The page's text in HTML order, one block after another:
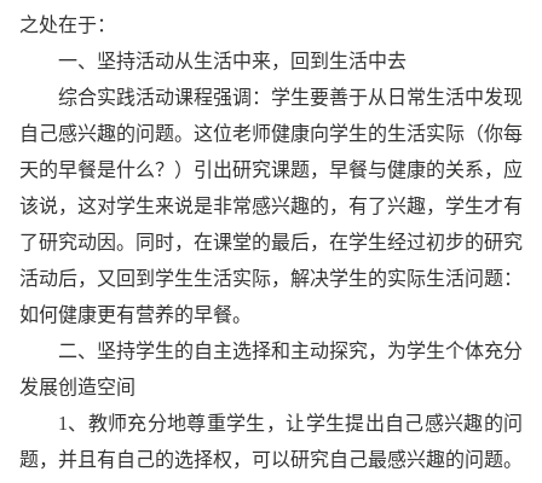
之处在于：
一、坚持活动从生活中来，回到生活中去
综合实践活动课程强调：学生要善于从日常生活中发现
自己感兴趣的问题。这位老师健康向学生的生活实际（你每
天的早餐是什么？）引出研究课题，早餐与健康的关系，应
该说，这对学生来说是非常感兴趣的，有了兴趣，学生才有
了研究动因。同时，在课堂的最后，在学生经过初步的研究
活动后，又回到学生生活实际，解决学生的实际生活问题：
如何健康更有营养的早餐。
二、坚持学生的自主选择和主动探究，为学生个体充分
发展创造空间
1、教师充分地尊重学生，让学生提出自己感兴趣的问
题，并且有自己的选择权，可以研究自己最感兴趣的问题。